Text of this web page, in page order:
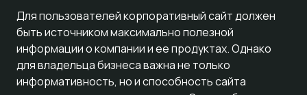
Для пользователей корпоративный сайт должен
быть источником максимально полезной
информации о компании и ее продуктах. Однако
для владельца бизнеса важна не только
информативность, но и способность сайта